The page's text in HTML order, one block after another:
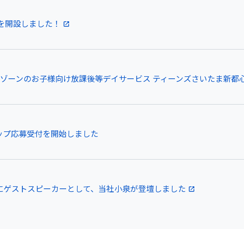
設しました！
ーンのお子様向け放課後等デイサービス ティーンズさいたま新都
プ応募受付を開始しました
ストスピーカーとして、当社小泉が登壇しました